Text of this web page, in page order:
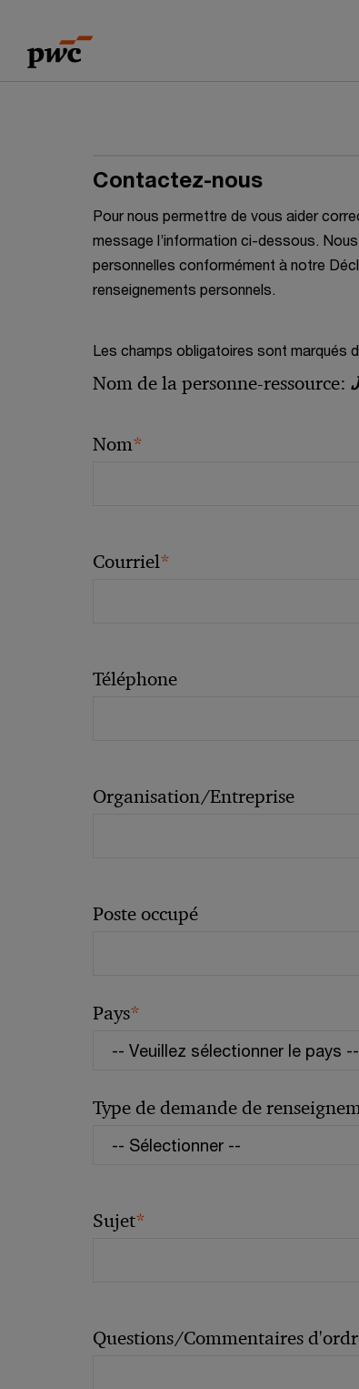
content
footer
Contactez-nous
Pour nous permettre de vous aider
message l’information ci-dessous.
personnelles conformément à notre
renseignements personnels.
Les champs obligatoires sont marqués
Nom de la personne-ressource:
Nom*
Courriel*
Téléphone
Organisation/Entreprise
Poste occupé
Pays*
Type de demande de
Sujet*
Questions/Commentaires